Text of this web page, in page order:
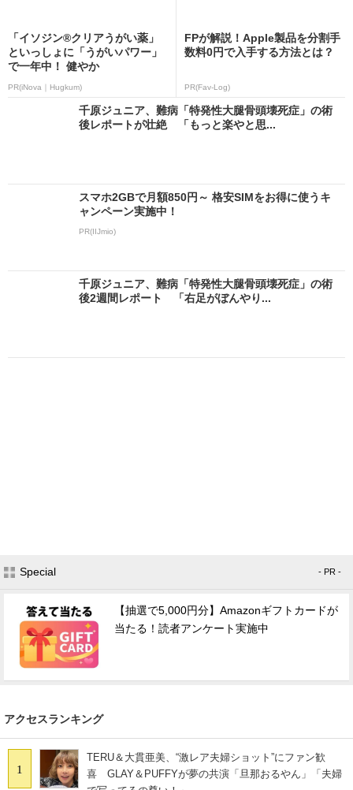
「イソジン®クリアうがい薬」
といっしょに「うがいパワー」
で一年中！ 健やか
PR(iNova｜Hugkum)
FPが解説！Apple製品を分割手
数料0円で入手する方法とは？
PR(Fav-Log)
千原ジュニア、難病「特発性大腿骨頭壊死症」の術
後レポートが壮絶 「もっと楽やと思...
スマホ2GBで月額850円～ 格安SIMをお得に使うキ
ャンペーン実施中！
PR(IIJmio)
千原ジュニア、難病「特発性大腿骨頭壊死症」の術
後2週間レポート 「右足がぼんやり...
Special - PR -
【抽選で5,000円分】Amazonギフトカードが
当たる！読者アンケート実施中
アクセスランキング
1
TERU＆大貫亜美、“激レア夫婦ショット”にファン歓
喜 GLAY＆PUFFYが夢の共演「旦那おるやん」「夫婦